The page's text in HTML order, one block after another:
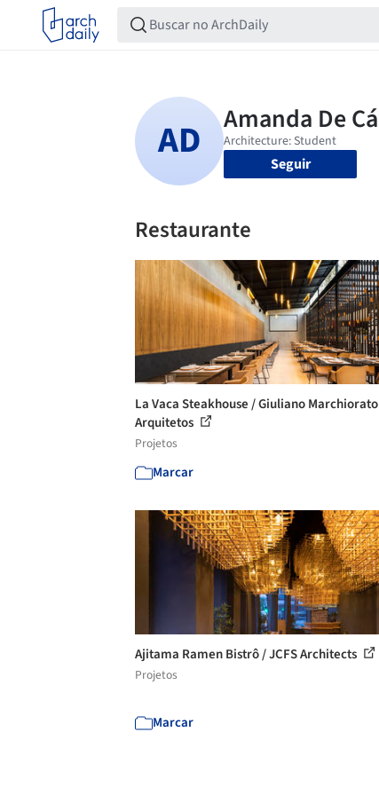
Seguir
Restaurante
La Vaca Steakhouse / Giuliano Marchiorato
Arquitetos
Projetos
Marcar
Ajitama Ramen Bistrô / JCFS Architects
Projetos
Marcar